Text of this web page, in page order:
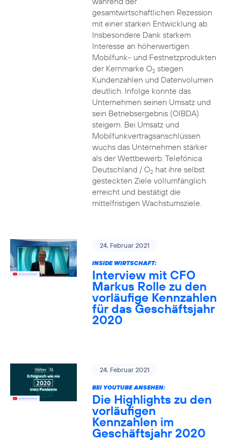
gesamtwirtschaftlichen Rezession
mit einer starken Entwicklung ab.
Insbesondere Dank starkem
Interesse an höherwertigen
Mobilfunk- und Festnetzprodukten
der Kernmarke O2stiegen
Kundenzahlen und Datenvolumen
deutlich. Infolge konnte das
Unternehmen seinen Umsatz und
sein Betriebsergebnis (OIBDA)
steigern. Bei Umsatz und
Mobilfunkvertragsanschlüssen
wuchs das Unternehmen stärker
als der Wettbewerb. Telefónica
Deutschland / O2hat ihre selbst
gesteckten Ziele vollumfänglich
erreicht und bestätigt die
mittelfristigen Wachstumsziele.
24. Februar 2021
INSIDE WIRTSCHAFT:
Interview mit CFO
Markus Rolle zu den
vorläufige Kennzahlen
für das Geschäftsjahr
2020
24. Februar 2021
BEI YOUTUBE ANSEHEN:
Die Highlights zu den
vorläufigen
Kennzahlen im
Geschäftsjahr 2020